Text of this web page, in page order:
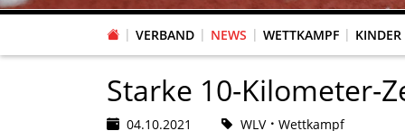
VERBAND NEWS WETTKAMPF
Starke 10-Kilometer-
04.10.2021 WLV Wettkampf